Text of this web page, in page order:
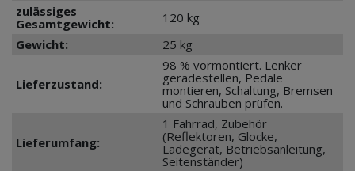
zulässiges
Gesamtgewicht:
120 kg
Gewicht:
25 kg
Lieferzustand:
98 % vormontiert. Lenker
geradestellen, Pedale
montieren, Schaltung, Bremsen
und Schrauben prüfen.
Lieferumfang:
1 Fahrrad, Zubehör
(Reflektoren, Glocke,
Ladegerät, Betriebsanleitung,
Seitenständer)